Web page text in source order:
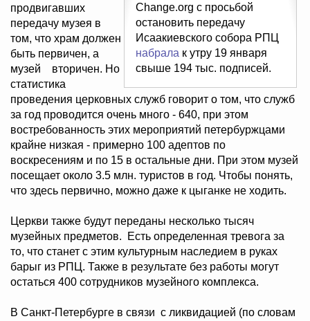
Change.org с просьбой
остановить передачу
Исаакиевского собора РПЦ
набрала к утру 19 января
свыше 194 тыс. подписей.
продвигавших
передачу музея в
том, что храм должен
быть первичен, а
музей вторичен. Но
статистика
проведения церковных служб говорит о том, что служб
за год проводится очень много - 640, при этом
востребованность этих мероприятий петербуржцами
крайне низкая - примерно 100 адептов по
воскресениям и по 15 в остальные дни. При этом музей
посещает около 3.5 млн. туристов в год. Чтобы понять,
что здесь первично, можно даже к цыганке не ходить.
Церкви также будут переданы несколько тысяч
музейных предметов. Есть определенная тревога за
то, что станет с этим культурным наследием в руках
барыг из РПЦ. Также в результате без работы могут
остаться 400 сотрудников музейного комплекса.
В Санкт-Петербурге в связи с ликвидацией (по словам